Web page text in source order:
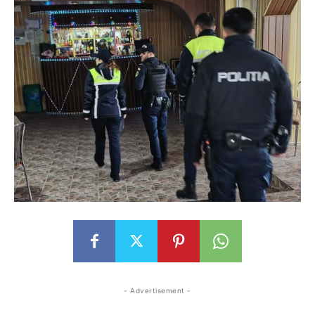
- Advertisement -